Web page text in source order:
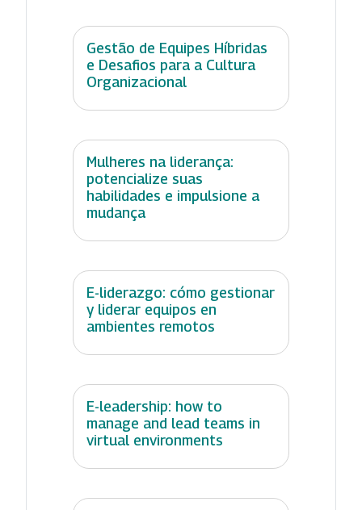
Gestão de Equipes Híbridas
e Desafios para a Cultura
Organizacional
Mulheres na liderança:
potencialize suas
habilidades e impulsione a
mudança
E-liderazgo: cómo gestionar
y liderar equipos en
ambientes remotos
E-leadership: how to
manage and lead teams in
virtual environments